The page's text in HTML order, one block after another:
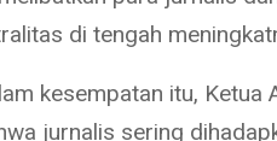
di tengah
kesempatan itu, Ketua
jurnalis sering